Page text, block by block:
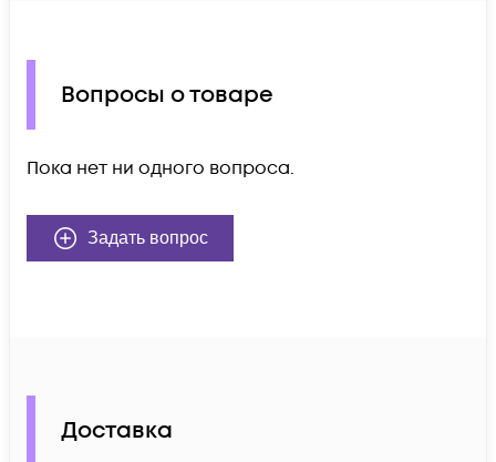
Вопросы о товаре
Пока нет ни одного вопроса.
Задать вопрос
Доставка